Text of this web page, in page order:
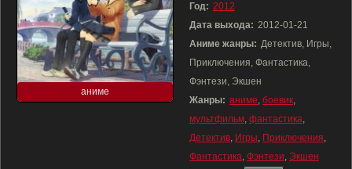
аниме
Год: 2012
Дата выхода: 2012-01-21
Аниме жанры: Детектив, Игры,
Приключения, Фантастика,
Фэнтези, Экшен
Жанры: аниме, боевик,
мультфильм, фантастика,
Детектив, Игры, Приключения,
Фантастика, Фэнтези, Экшен